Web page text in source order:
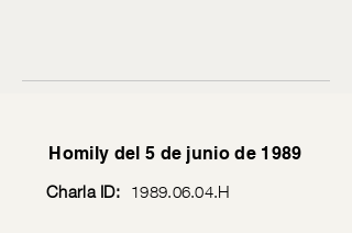
Homily del 5 de junio de 1989
Charla ID: 1989.06.04.H